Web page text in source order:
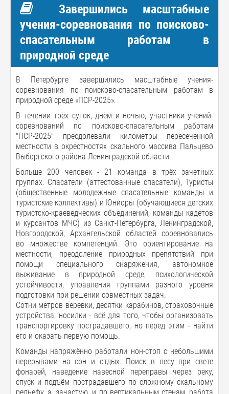
Завершились масштабные
учения-соревнования по поисково-
спасательным работам в
природной среде
В Петербурге завершились масштабные учения-
соревнования по поисково-спасательным работам в
природной среде «ПСР-2025».
В течении трёх суток, днём и ночью, участники учений-
соревнований по поисково-спасательным работам
"ПСР-2025" преодолевали километры пересеченной
местности в окрестностях скального массива Пальцево
Выборгского района Ленинградской области.
Больше 200 человек - 21 команда в трёх зачетных
группах: Спасатели (аттестованные спасатели), Туристы
(общественные молодежные спасательные команды и
туристские коллективы) и Юниоры (обучающиеся детских
туристско-краеведческих объединений, команды кадетов
и курсантов МЧС) из Санкт-Петербурга, Ленинградской,
Новгородской, Архангельской областей соревновались
во множестве компетенций. Это ориентирование на
местности, преодоление природных препятствий при
помощи специального снаряжения, автономное
выживание в природной среде, психологической
устойчивости, управления группами разного уровня
подготовки при решении совместных задач.
Сотни метров веревки, десятки карабинов, страховочные
устройства, носилки - всё для того, чтобы организовать
транспортировку пострадавшего, но перед этим - найти
его и оказать первую помощь.
Команды напряжённо работали нон-стоп с небольшими
перерывами на сон и отдых. Поиск в лесу при свете
фонарей, наведение навесной переправы через реку,
спуск и подъём пострадавшего по сложному скальному